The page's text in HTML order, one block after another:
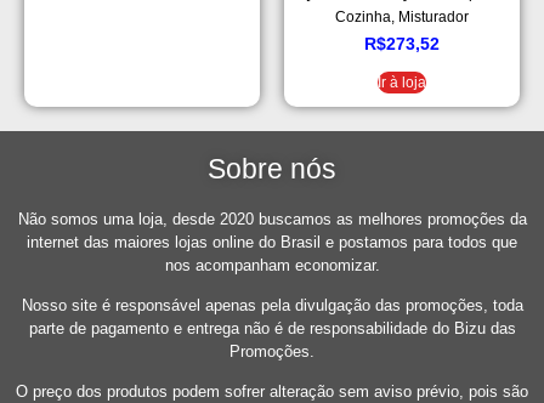
Cozinha, Misturador
Monocomando, Gourmet,
R$273,52
Ir à loja
Sobre nós
Não somos uma loja, desde 2020 buscamos as melhores promoções da
internet das maiores lojas online do Brasil e postamos para todos que
nos acompanham economizar.
Nosso site é responsável apenas pela divulgação das promoções, toda
parte de pagamento e entrega não é de responsabilidade do Bizu das
Promoções.
O preço dos produtos podem sofrer alteração sem aviso prévio, pois são